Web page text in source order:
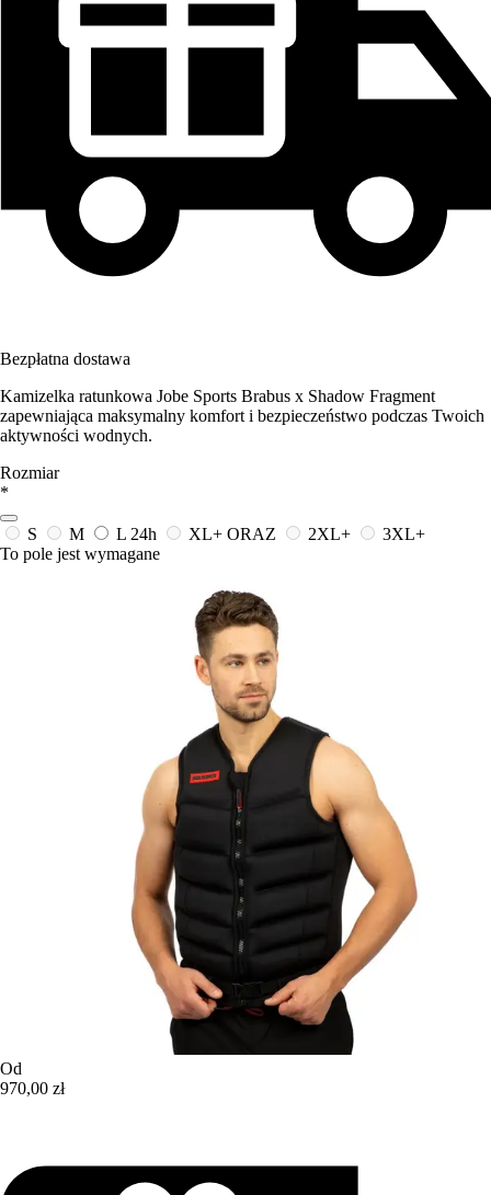
Bezpłatna dostawa
Kamizelka ratunkowa Jobe Sports Brabus x Shadow Fragment
zapewniająca maksymalny komfort i bezpieczeństwo podczas Twoich
aktywności wodnych.
Rozmiar
*
S M L 24h XL+ ORAZ 2XL+
3XL+
To pole jest wymagane
Od
970,00 zł